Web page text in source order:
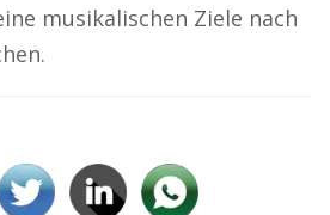
musikalischen Ziele nach